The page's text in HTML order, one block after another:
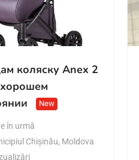
коляску Anex 2
New
în urmă
Chișinău, Moldova